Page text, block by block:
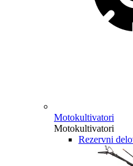
Motokultivatori
Motokultivatori
Rezervni